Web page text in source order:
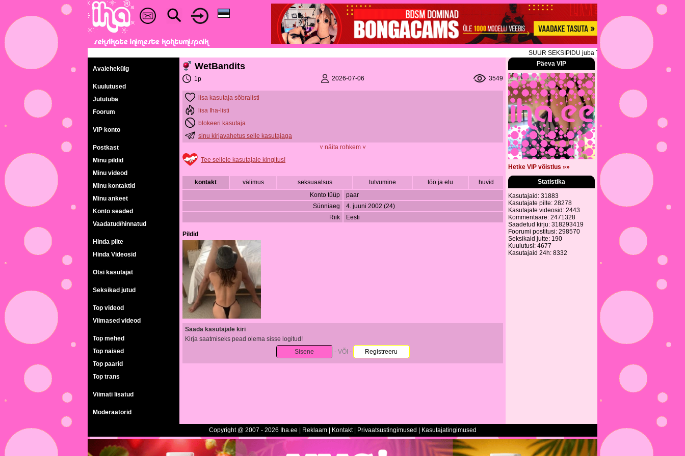
SUUR SEKSIPIDU juba TÄNA! Tule paaris või üksi!
Avalehekülg
Kuulutused
Jututuba
Foorum
VIP konto
Postkast
Minu pildid
Minu videod
Minu kontaktid
Minu ankeet
Konto seaded
Vaadatud/hinnatud
Hinda pilte
Hinda Videosid
Otsi kasutajat
Seksikad jutud
Top videod
Viimased videod
Top mehed
Top naised
Top paarid
Top trans
Viimati lisatud
Moderaatorid
WetBandits
1p 2026-07-06 3549
lisa kasutaja sõbralisti
lisa Iha-listi
blokeeri kasutaja
sinu kirjavahetus selle kasutajaga
˅ näita rohkem ˅
Tee sellele kasutajale kingitus!
kontakt välimus seksuaalsus tutvumine töö ja elu
huvid
Konto tüüp
paar
Sünniaeg
4. juuni 2002 (24)
Riik
Eesti
Pildid
Saada kasutajale kiri
Kirja saatmiseks pead olema sisse logitud!
Sisene
- VÕI - Registreeru
Päeva VIP
Hetke VIP võistlus »»
Statistika
Kasutajaid: 31883
Kasutajate pilte: 28278
Kasutajate videosid: 2443
Kommentaare: 2471328
Saadetud kirju: 318293419
Foorumi postitusi: 298570
Seksikaid jutte: 190
Kuulutusi: 4677
Kasutajaid 24h: 8332
Copyright @ 2007 - 2026 Iha.ee | Reklaam| Kontakt| Privaatsustingimused Kasutajatingimused